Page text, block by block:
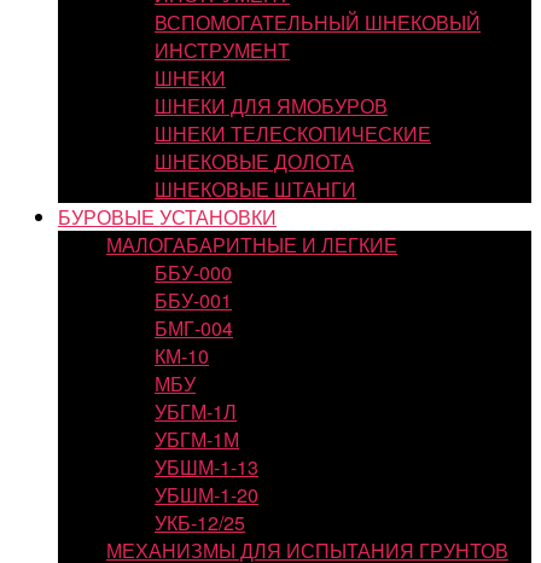
ВСПОМОГАТЕЛЬНЫЙ ШНЕКОВЫЙ
ИНСТРУМЕНТ
ШНЕКИ
ШНЕКИ ДЛЯ ЯМОБУРОВ
ШНЕКИ ТЕЛЕСКОПИЧЕСКИЕ
ШНЕКОВЫЕ ДОЛОТА
ШНЕКОВЫЕ ШТАНГИ
БУРОВЫЕ УСТАНОВКИ
МАЛОГАБАРИТНЫЕ И ЛЕГКИЕ
ББУ-000
ББУ-001
БМГ-004
КМ-10
МБУ
УБГМ-1Л
УБГМ-1М
УБШМ-1-13
УБШМ-1-20
УКБ-12/25
МЕХАНИЗМЫ ДЛЯ ИСПЫТАНИЯ ГРУНТОВ